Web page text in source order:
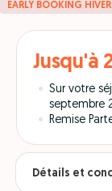
EARLY BOOKING HIVER
Jusqu'à
Sur votre
septembre
Remise
Détails et